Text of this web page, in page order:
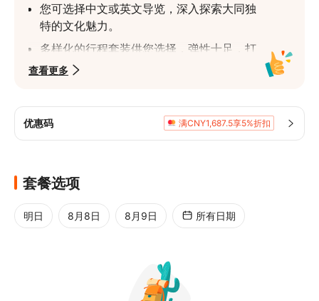
您可选择中文或英文导览，深入探索大同独
特的文化魅力。
多样化的行程套装供您选择，弹性十足，打
造专属您的个人化体验。
无忧，让您尽情畅游。
查看更多
优惠码 满CNY1,687.5享5%折扣
套餐选项
明日 8月8日 8月9日 所有日期